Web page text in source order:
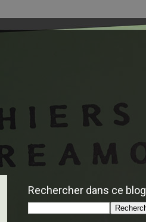
Rechercher dans ce blog